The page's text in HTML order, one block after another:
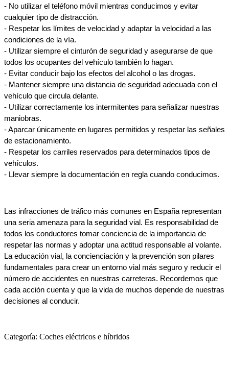
- No utilizar el teléfono móvil mientras conducimos y evitar
cualquier tipo de distracción.
- Respetar los límites de velocidad y adaptar la velocidad a las
condiciones de la vía.
- Utilizar siempre el cinturón de seguridad y asegurarse de que
todos los ocupantes del vehículo también lo hagan.
- Evitar conducir bajo los efectos del alcohol o las drogas.
- Mantener siempre una distancia de seguridad adecuada con el
vehículo que circula delante.
- Utilizar correctamente los intermitentes para señalizar nuestras
maniobras.
- Aparcar únicamente en lugares permitidos y respetar las señales
de estacionamiento.
- Respetar los carriles reservados para determinados tipos de
vehículos.
- Llevar siempre la documentación en regla cuando conducimos.
Las infracciones de tráfico más comunes en España representan
una seria amenaza para la seguridad vial. Es responsabilidad de
todos los conductores tomar conciencia de la importancia de
respetar las normas y adoptar una actitud responsable al volante.
La educación vial, la concienciación y la prevención son pilares
fundamentales para crear un entorno vial más seguro y reducir el
número de accidentes en nuestras carreteras. Recordemos que
cada acción cuenta y que la vida de muchos depende de nuestras
decisiones al conducir.
Categoría: Coches eléctricos e híbridos